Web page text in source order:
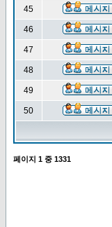
45
46
47
48
49
50
페이지 1 중 1331